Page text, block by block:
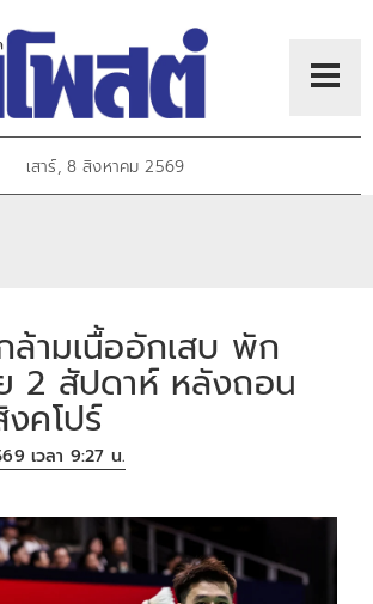
เสาร์, 8 สิงหาคม 2569
ามเนื้ออักเสบ พัก
2 สัปดาห์ หลังถอน
คโปร์
เวลา 9:27 น.